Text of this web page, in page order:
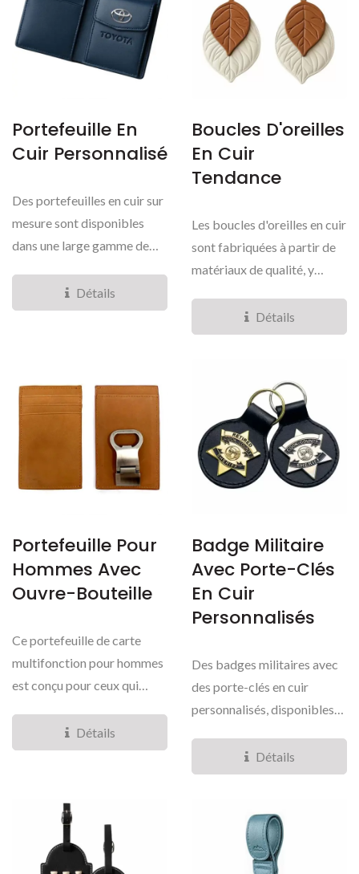
Portefeuille En
Cuir Personnalisé
Des portefeuilles en cuir sur
mesure sont disponibles
dans une large gamme de
Détails
Boucles D'oreilles
En Cuir
Tendance
Les boucles d'oreilles en cuir
sont fabriquées à partir de
matériaux de qualité, y
Détails
Portefeuille Pour
Hommes Avec
Ouvre-Bouteille
Ce portefeuille de carte
multifonction pour hommes
est conçu pour ceux qui
Détails
Badge Militaire
Avec Porte-Clés
En Cuir
Personnalisés
Des badges militaires avec
des porte-clés en cuir
personnalisés, disponibles
Détails